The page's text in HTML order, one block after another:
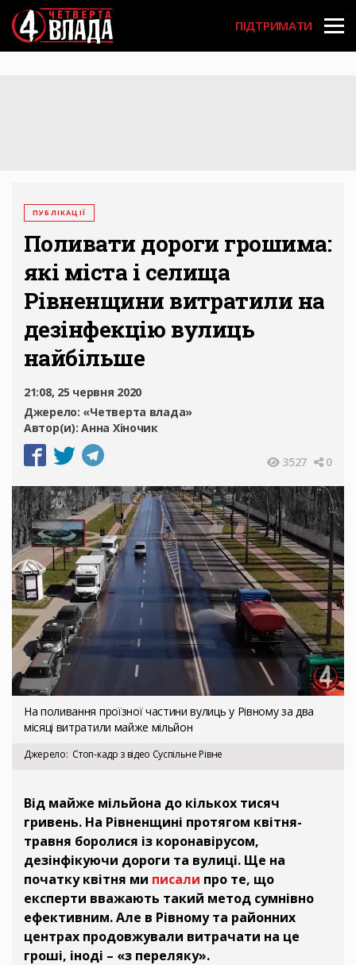
Перейти
до
основного
вмісту
User
account
ПІДТРИМАТИ
ПУБЛІКАЦІЇ
Поливати дороги грошима:
які міста і селища
Рівненщини витратили на
дезінфекцію вулиць
найбільше
21:08, 25 червня 2020
Джерело: «Четверта влада»
Автор(и):Анна Хіночик
3527 0
На поливання проїзної частини вулиць у Рівному за два
місяці витратили майже мільйон
Джерело Стоп-кадр з відео Суспільне Рівне
Від майже мільйона до кількох тисяч
гривень. На Рівненщині протягом квітня-
травня боролися із коронавірусом,
дезінфікуючи дороги та вулиці. Ще на
початку квітня ми писали про те, що
експерти вважають такий метод сумнівно
ефективним. Але в Рівному та районних
центрах продовжували витрачати на це
гроші, іноді – «з переляку».